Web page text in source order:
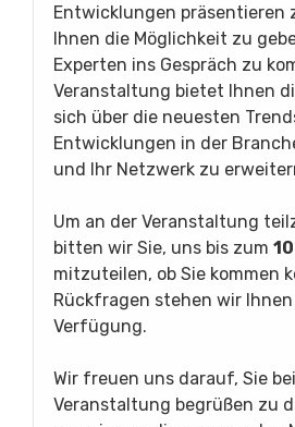
Entwicklungen präsentieren
Ihnen die Möglichkeit zu
Experten ins Gespräch zu
Veranstaltung bietet Ihnen
sich über die neuesten
Entwicklungen in der
und Ihr Netzwerk zu
Um an der Veranstaltung
bitten wir Sie, uns bis zum
mitzuteilen, ob Sie kommen
Rückfragen stehen wir
Verfügung.
Wir freuen uns darauf, Sie
Veranstaltung begrüßen zu